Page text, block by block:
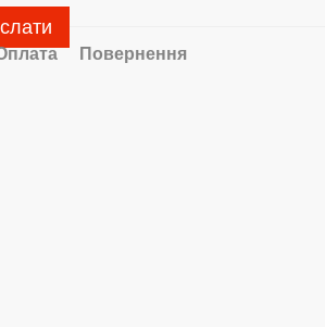
Повернення